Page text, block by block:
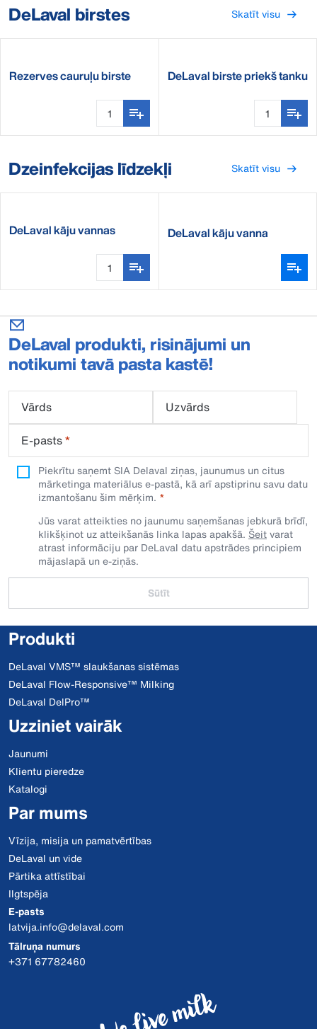
DeLaval birstes Skatīt visu
Rezerves cauruļu birste DeLaval birste priekš tanku
Dzeinfekcijas līdzekļi Skatīt visu
DeLaval kāju vannas DeLaval kāju vanna
DeLaval produkti, risinājumi un
notikumi tavā pasta kastē!
Vārds
Uzvārds
E-pasts*
Piekrītu saņemt SIA Delaval ziņas, jaunumus un citus
mārketinga materiālus e-pastā, kā arī apstiprinu savu datu
izmantošanu šim mērķim.
Jūs varat atteikties no jaunumu saņemšanas jebkurā brīdī,
klikšķinot uz atteikšanās linka lapas apakšā. Šeitvarat
atrast informāciju par DeLaval datu apstrādes principiem
mājaslapā un e-ziņās.
Sūtīt
Produkti
DeLaval VMS™ slaukšanas sistēmas
DeLaval Flow-Responsive™ Milking
DeLaval DelPro™
Uzziniet vairāk
Jaunumi
Klientu pieredze
Katalogi
Par mums
Vīzija, misija un pamatvērtības
DeLaval un vide
Pārtika attīstībai
Ilgtspēja
E-pasts
latvija.info@delaval.com
Tālruņa numurs
+371 67782460